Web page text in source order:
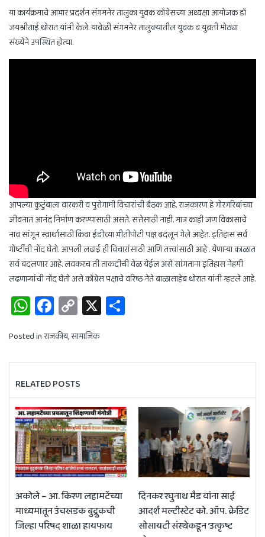
या कार्यक्रमाचे आभार प्रदर्शन संगमनेर तालुका युवक काँग्रेसच्या अध्यक्षा आयोजक डॉ
जयश्रीताई थोरात यांनी केले. यावेळी संगमनेर तालुक्यातील युवक व युवती मोठ्या
संख्येने उपस्थित होत्या.
आपल्या कुटुंबाला वारकरी व पुरोगामी विचारांची बैठक आहे. राजकारण हे गोरगरिबांच्या
जीवनात आनंद निर्माण करण्यासाठी असते. सत्तेसाठी नाही. मात्र काही जण विकासाचे
नाव सांगून स्वार्थासाठी किंवा ईडीच्या भीतीपोटी पक्ष बदलून गेले आहेत. इतिहास सर्व
गोष्टींची नोंद घेतो. आपली लढाई ही विचारांसाठी आणि तत्त्वांसाठी आहे . येणाऱ्या काळात
सर्व बदलणार आहे. लवकरच ती ताकदीची वेळ येईल असे सांगताना इतिहास नेहमी
लढणाऱ्यांची नोंद घेतो असे काँग्रेस पक्षाचे वरिष्ठ नेते बाळासाहेब थोरात यांनी म्हटले आहे.
WhatsApp
Facebook
Copy
Link
X
Posted inराजकीय,सामाजिक
RELATED POSTS
अकोले – आ. किरण लहामटेंच्या
माध्यमातून उंचखडक बुद्रुकची
जिल्हा परिषद शाळा हायफाय
दिनकर रघुनाथ मैड यांना साई
आदर्श मल्टीस्टेट को. ऑप. क्रेडिट
सोसायटी संस्थेकडून ‘उत्कृष्ट